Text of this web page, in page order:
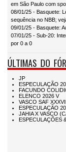
em São Paulo com
08/01/25 - Basquete:
sequência no NBB;
09/01/25 - Basquete:
07/01/25 - Sub-20:
por 0 a 0
ÚLTIMAS DO